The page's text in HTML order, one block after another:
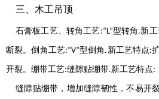
三、木工吊顶
石膏板工艺、 转角工艺:“L”型转角 .新
断裂。倒角工艺:“V”型倒角 . 新工艺特点:
开裂。绷带工艺:缝隙贴绷带.新工艺特点:
缝隙贴绷带，增加缝隙韧性，不易开